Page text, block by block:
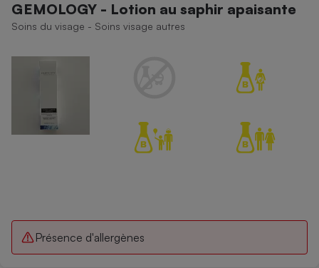
GEMOLOGY - Lotion au saphir apaisante
Soins du visage - Soins visage autres
Présence d'allergènes